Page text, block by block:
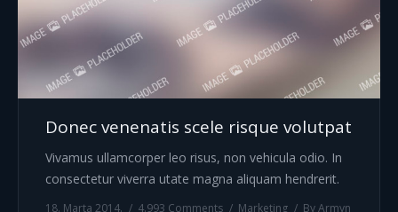
Donec venenatis scele risque volutpat
Vivamus ullamcorper leo risus, non vehicula odio. In
consectetur viverra utate magna aliquam hendrerit.
18. Marta 2014. 4.993 Comments Marketing ByArmyn